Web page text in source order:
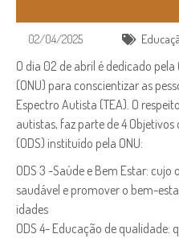
02/04/2025
O dia 02 de abril é dedicado
(ONU) para conscientizar as
Espectro Autista (TEA). O
autistas, faz parte de 4
(ODS) instituído pela ONU:
ODS 3 -Saúde e Bem Estar:
saudável e promover o bem-
idades
ODS 4- Educação de qualidade: